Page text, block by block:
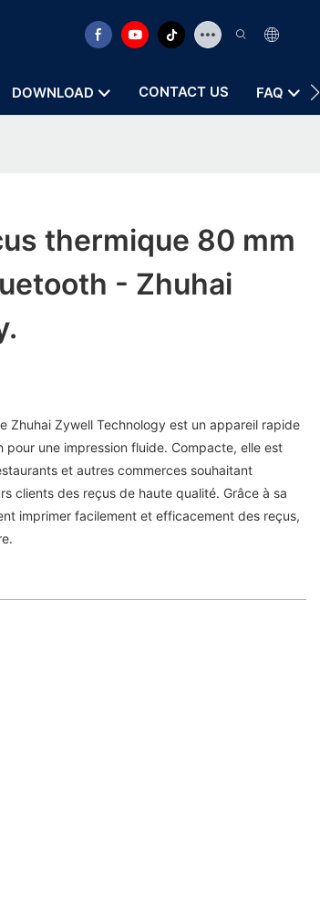
DOWNLOAD CONTACT US FAQ
thermique 80 mm
- Zhuhai
Zhuhai Zywell Technology est un appareil rapide
une impression fluide. Compacte, elle est
et autres commerces souhaitant
clients des reçus de haute qualité. Grâce à sa
imprimer facilement et efficacement des reçus,